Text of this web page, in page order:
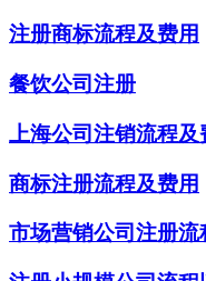
注册商标流程及费用
餐饮公司注册
上海公司注销流程及
商标注册流程及费用
市场营销公司注册流